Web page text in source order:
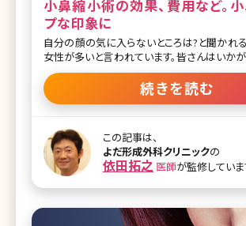
小鼻縮小術の効果、費用など。
プな印象に
自分の顔の気に入らないところは?と聞かれる
女性が多いと言われています。皆さんはいかが
笑うと鼻が横に広がるのが悩みです。「鼻がも
たら、美人になれるのに」と思っている方も
しょうか。ここでは顔の印象を大きく左右す
す。 目次 1.鼻を小さくして一気に美人顔になれる!小鼻縮小術
とは 1-1.こんな人にオススメ、小鼻縮小術 1-
とどんな印象? 2.小鼻縮小術とは 2-1.内側法
ラップ法とは 2-3.麻酔や術後のダウンタイム
小さくして一気に美人顔にな
続きを読む
この記事は、
よだ形成外科クリニックの
依田拓之 医師が監修していま